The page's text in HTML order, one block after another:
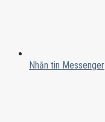
Nhắn tin Messenger